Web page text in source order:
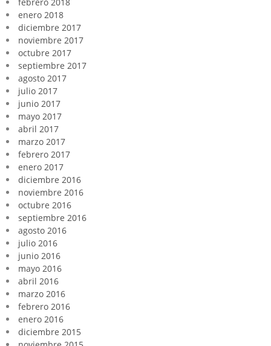
febrero 2018
enero 2018
diciembre 2017
noviembre 2017
octubre 2017
septiembre 2017
agosto 2017
julio 2017
junio 2017
mayo 2017
abril 2017
marzo 2017
febrero 2017
enero 2017
diciembre 2016
noviembre 2016
octubre 2016
septiembre 2016
agosto 2016
julio 2016
junio 2016
mayo 2016
abril 2016
marzo 2016
febrero 2016
enero 2016
diciembre 2015